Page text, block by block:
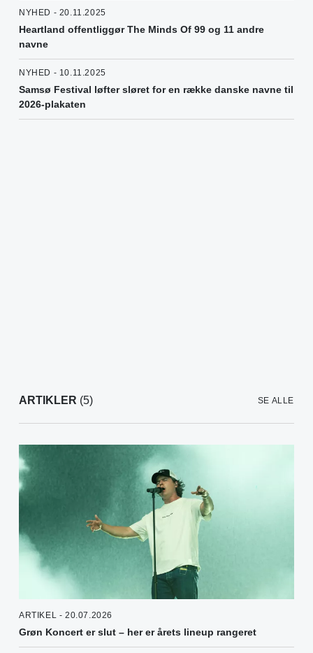
NYHED - 20.11.2025
Heartland offentliggør The Minds Of 99 og 11 andre
navne
NYHED - 10.11.2025
Samsø Festival løfter sløret for en række danske navne til
2026-plakaten
ARTIKLER (5) SE ALLE
ARTIKEL - 20.07.2026
Grøn Koncert er slut – her er årets lineup rangeret